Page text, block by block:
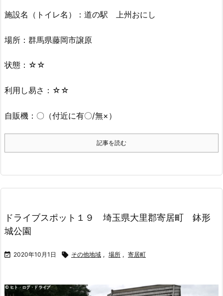
施設名（トイレ名）：道の駅 上州おにし
場所：群馬県藤岡市譲原
状態：☆☆
利用し易さ：☆☆
自販機：〇（付近に有〇/無×）
記事を読む
ドライブスポット１９ 埼玉県大里郡寄居町 鉢形
城公園
 2020年10月1日  その他地域 , 場所 , 寄居町